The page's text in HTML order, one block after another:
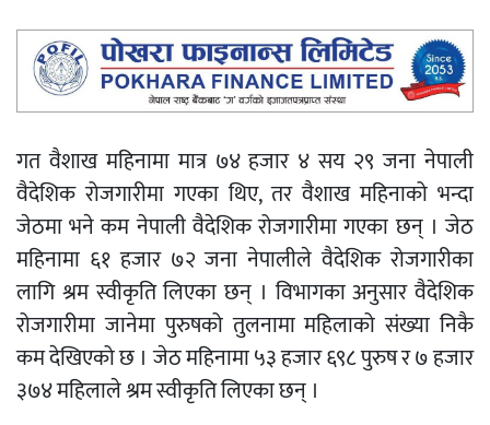
गत वैशाख महिनामा मात्र ७४ हजार ४ सय २९ जना नेपाली
वैदेशिक रोजगारीमा गएका थिए, तर वैशाख महिनाको भन्दा
जेठमा भने कम नेपाली वैदेशिक रोजगारीमा गएका छन् । जेठ
महिनामा ६१ हजार ७२ जना नेपालीले वैदेशिक रोजगारीका
लागि श्रम स्वीकृति लिएका छन् । विभागका अनुसार वैदेशिक
रोजगारीमा जानेमा पुरुषको तुलनामा महिलाको संख्या निकै
कम देखिएको छ । जेठ महिनामा ५३ हजार ६९८ पुरुष र ७ हजार
३७४ महिलाले श्रम स्वीकृति लिएका छन् ।